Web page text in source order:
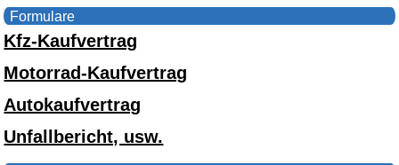
Formulare
Kfz-Kaufvertrag
Motorrad-Kaufvertrag
Autokaufvertrag
Unfallbericht, usw.